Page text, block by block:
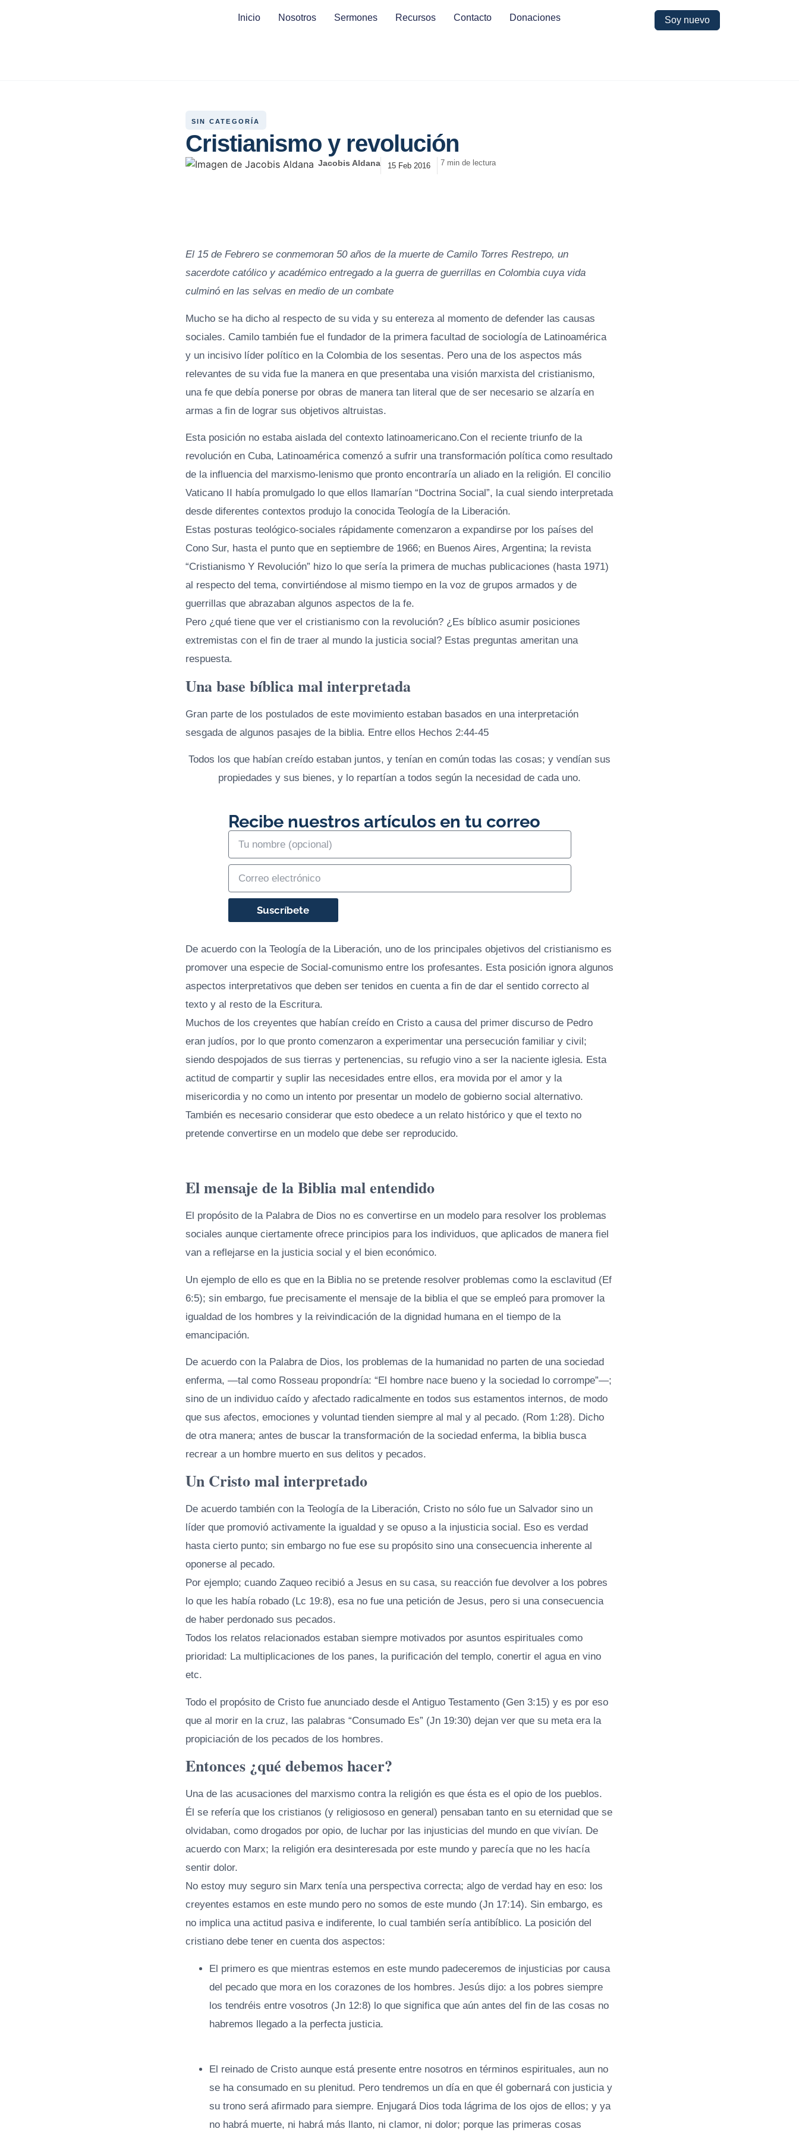
Inicio Nosotros Sermones Recursos Contacto Donaciones Soy nuevo
SIN CATEGORÍA
Cristianismo y revolución
Jacobis Aldana 15 Feb 2016 7 min de lectura
El 15 de Febrero se conmemoran 50 años de la muerte de Camilo Torres Restrepo, un
sacerdote católico y académico entregado a la guerra de guerrillas en Colombia cuya vida
culminó en las selvas en medio de un combate
Mucho se ha dicho al respecto de su vida y su entereza al momento de defender las causas
sociales. Camilo también fue el fundador de la primera facultad de sociología de Latinoamérica
y un incisivo líder político en la Colombia de los sesentas. Pero una de los aspectos más
relevantes de su vida fue la manera en que presentaba una visión marxista del cristianismo,
una fe que debía ponerse por obras de manera tan literal que de ser necesario se alzaría en
armas a fin de lograr sus objetivos altruistas.
Esta posición no estaba aislada del contexto latinoamericano.Con el reciente triunfo de la
revolución en Cuba, Latinoamérica comenzó a sufrir una transformación política como resultado
de la influencia del marxismo-lenismo que pronto encontraría un aliado en la religión. El concilio
Vaticano II había promulgado lo que ellos llamarían “Doctrina Social”, la cual siendo interpretada
desde diferentes contextos produjo la conocida Teología de la Liberación.
Estas posturas teológico-sociales rápidamente comenzaron a expandirse por los países del
Cono Sur, hasta el punto que en septiembre de 1966; en Buenos Aires, Argentina; la revista
“Cristianismo Y Revolución” hizo lo que sería la primera de muchas publicaciones (hasta 1971)
al respecto del tema, convirtiéndose al mismo tiempo en la voz de grupos armados y de
guerrillas que abrazaban algunos aspectos de la fe.
Pero ¿qué tiene que ver el cristianismo con la revolución? ¿Es bíblico asumir posiciones
extremistas con el fin de traer al mundo la justicia social? Estas preguntas ameritan una
respuesta.
Una base bíblica mal interpretada
Gran parte de los postulados de este movimiento estaban basados en una interpretación
sesgada de algunos pasajes de la biblia. Entre ellos Hechos 2:44-45
Todos los que habían creído estaban juntos, y tenían en común todas las cosas; y vendían sus
propiedades y sus bienes, y lo repartían a todos según la necesidad de cada uno.
Recibe nuestros artículos en tu correo
Suscríbete
De acuerdo con la Teología de la Liberación, uno de los principales objetivos del cristianismo es
promover una especie de Social-comunismo entre los profesantes. Esta posición ignora algunos
aspectos interpretativos que deben ser tenidos en cuenta a fin de dar el sentido correcto al
texto y al resto de la Escritura.
Muchos de los creyentes que habían creído en Cristo a causa del primer discurso de Pedro
eran judíos, por lo que pronto comenzaron a experimentar una persecución familiar y civil;
siendo despojados de sus tierras y pertenencias, su refugio vino a ser la naciente iglesia. Esta
actitud de compartir y suplir las necesidades entre ellos, era movida por el amor y la
misericordia y no como un intento por presentar un modelo de gobierno social alternativo.
También es necesario considerar que esto obedece a un relato histórico y que el texto no
pretende convertirse en un modelo que debe ser reproducido.
El mensaje de la Biblia mal entendido
El propósito de la Palabra de Dios no es convertirse en un modelo para resolver los problemas
sociales aunque ciertamente ofrece principios para los individuos, que aplicados de manera fiel
van a reflejarse en la justicia social y el bien económico.
Un ejemplo de ello es que en la Biblia no se pretende resolver problemas como la esclavitud (Ef
6:5); sin embargo, fue precisamente el mensaje de la biblia el que se empleó para promover la
igualdad de los hombres y la reivindicación de la dignidad humana en el tiempo de la
emancipación.
De acuerdo con la Palabra de Dios, los problemas de la humanidad no parten de una sociedad
enferma, —tal como Rosseau propondría: “El hombre nace bueno y la sociedad lo corrompe”—;
sino de un individuo caído y afectado radicalmente en todos sus estamentos internos, de modo
que sus afectos, emociones y voluntad tienden siempre al mal y al pecado. (Rom 1:28). Dicho
de otra manera; antes de buscar la transformación de la sociedad enferma, la biblia busca
recrear a un hombre muerto en sus delitos y pecados.
Un Cristo mal interpretado
De acuerdo también con la Teología de la Liberación, Cristo no sólo fue un Salvador sino un
líder que promovió activamente la igualdad y se opuso a la injusticia social. Eso es verdad
hasta cierto punto; sin embargo no fue ese su propósito sino una consecuencia inherente al
oponerse al pecado.
Por ejemplo; cuando Zaqueo recibió a Jesus en su casa, su reacción fue devolver a los pobres
lo que les había robado (Lc 19:8), esa no fue una petición de Jesus, pero si una consecuencia
de haber perdonado sus pecados.
Todos los relatos relacionados estaban siempre motivados por asuntos espirituales como
prioridad: La multiplicaciones de los panes, la purificación del templo, conertir el agua en vino
etc.
Todo el propósito de Cristo fue anunciado desde el Antiguo Testamento (Gen 3:15) y es por eso
que al morir en la cruz, las palabras “Consumado Es” (Jn 19:30) dejan ver que su meta era la
propiciación de los pecados de los hombres.
Entonces ¿qué debemos hacer?
Una de las acusaciones del marxismo contra la religión es que ésta es el opio de los pueblos.
Él se refería que los cristianos (y religiososo en general) pensaban tanto en su eternidad que se
olvidaban, como drogados por opio, de luchar por las injusticias del mundo en que vivían. De
acuerdo con Marx; la religión era desinteresada por este mundo y parecía que no les hacía
sentir dolor.
No estoy muy seguro sin Marx tenía una perspectiva correcta; algo de verdad hay en eso: los
creyentes estamos en este mundo pero no somos de este mundo (Jn 17:14). Sin embargo, es
no implica una actitud pasiva e indiferente, lo cual también sería antibíblico. La posición del
cristiano debe tener en cuenta dos aspectos:
El primero es que mientras estemos en este mundo padeceremos de injusticias por causa
del pecado que mora en los corazones de los hombres. Jesús dijo: a los pobres siempre
los tendréis entre vosotros (Jn 12:8) lo que significa que aún antes del fin de las cosas no
habremos llegado a la perfecta justicia.
El reinado de Cristo aunque está presente entre nosotros en términos espirituales, aun no
se ha consumado en su plenitud. Pero tendremos un día en que él gobernará con justicia y
su trono será afirmado para siempre. Enjugará Dios toda lágrima de los ojos de ellos; y ya
no habrá muerte, ni habrá más llanto, ni clamor, ni dolor; porque las primeras cosas